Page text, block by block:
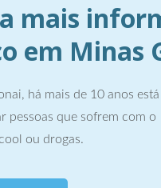
mais
em Minas
há mais de 10 anos está
pessoas que sofrem com o
ou drogas.